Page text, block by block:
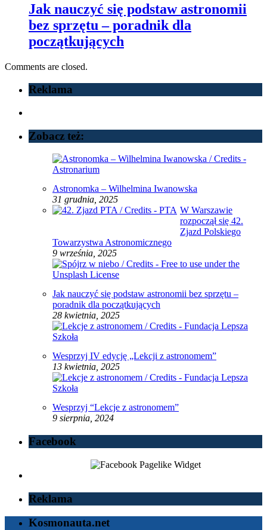
Jak nauczyć się podstaw astronomii
bez sprzętu – poradnik dla
początkujących
Comments are closed.
Reklama
Zobacz też:
Astronomka – Wilhelmina Iwanowska
31 grudnia, 2025
W Warszawie
rozpoczął się 42.
Zjazd Polskiego
Towarzystwa Astronomicznego
9 września, 2025
Jak nauczyć się podstaw astronomii bez sprzętu –
poradnik dla początkujących
28 kwietnia, 2025
Wesprzyj IV edycję „Lekcji z astronomem”
13 kwietnia, 2025
Wesprzyj “Lekcje z astronomem”
9 sierpnia, 2024
Facebook
Reklama
Kosmonauta.net